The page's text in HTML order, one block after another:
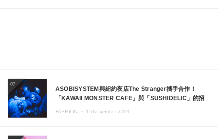
07
ASOBISYSTEM與紐約夜店The Stranger攜手合作！
「KAWAII MONSTER CAFE」與「SUSHIDELIC」的招
FASHION ・ 15.November.2024